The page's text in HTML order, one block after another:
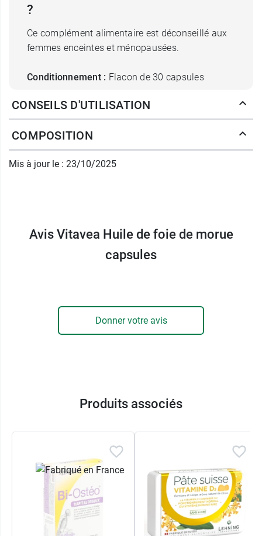
?
Ce complément alimentaire est déconseillé aux
femmes enceintes et ménopausées.
Conditionnement : Flacon de 30 capsules
Retrouver également lesvitamines A et D
Vitavea en comprimés à croquer.
Fabricant
Vitavea
02 51 09 08 00
CONSEILS D'UTILISATION
COMPOSITION
Mis à jour le : 23/10/2025
Avis Vitavea Huile de foie de morue
capsules
Donner votre avis
Produits associés